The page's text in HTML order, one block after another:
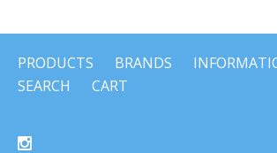
PRODUCTS BRANDS
SEARCH
CART